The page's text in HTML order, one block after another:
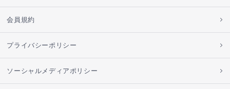
会員規約
プライバシーポリシー
ソーシャルメディアポリシー